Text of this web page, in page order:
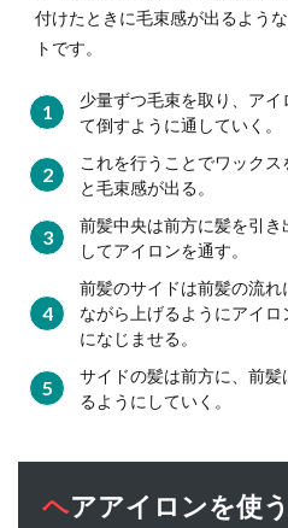
して
6
アイ
ロン
「サ
用」
を買
って
のが
ベス
高温
付けたときに毛束感が出るよう
トです。
少量ずつ毛束を取り、ア
て倒すように通していく。
これを行うことでワック
と毛束感が出る。
前髪中央は前方に髪を引
してアイロンを通す。
前髪のサイドは前髪の流
ながら上げるようにアイ
になじませる。
サイドの髪は前方に、前
るようにしていく。
ヘアアイロンを使うメリットをチェ